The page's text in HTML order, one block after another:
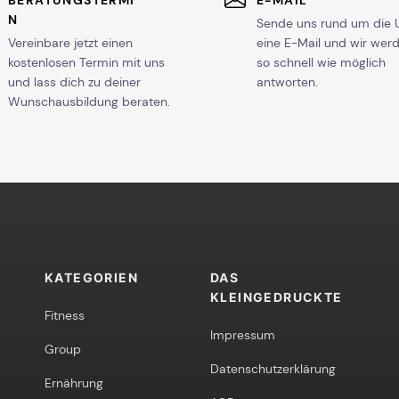
N
Vereinbare jetzt einen
kostenlosen Termin mit uns
und lass dich zu deiner
Wunschausbildung beraten.
Sende uns rund um die
eine E-Mail und wir
so schnell wie möglich
antworten.
KATEGORIEN
Fitness
Group
Ernährung
DAS
KLEINGEDRUCKTE
Impressum
Datenschutzerklärung